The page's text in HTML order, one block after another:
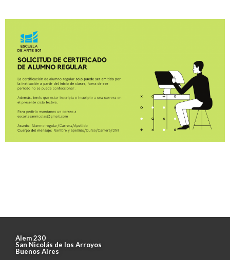
Alem 230
San Nicolás de los Arroyos
Buenos Aires